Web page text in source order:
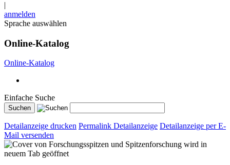
|
anmelden
Sprache auswählen
Online-Katalog
Online-Katalog
Einfache Suche
Detailanzeige drucken Permalink Detailanzeige Detailanzeige per E-
Mail versenden
wird in
neuem Tab geöffnet